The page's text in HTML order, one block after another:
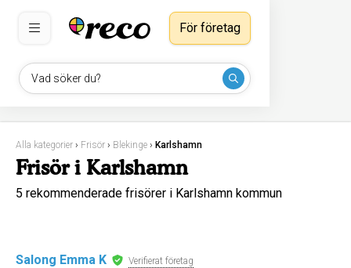
Vad söker du?
För företag
Alla kategorier › Frisör › Blekinge › Karlshamn
Frisör i Karlshamn
5 rekommenderade frisörer i Karlshamn kommun
Salong Emma K Verifierat företag